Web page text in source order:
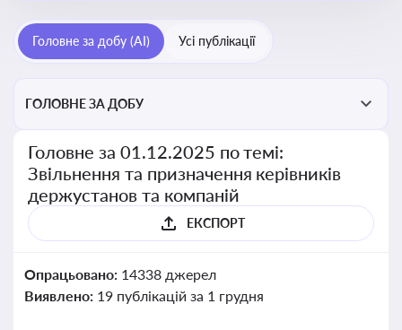
Головне за добу (AI) Усі публікації
ГОЛОВНЕ ЗА ДОБУ
Головне за 01.12.2025 по темі:
Звільнення та призначення керівників
держустанов та компаній
ЕКСПОРТ
Опрацьовано: 14338 джерел
Виявлено: 19 публікацій за 1 грудня